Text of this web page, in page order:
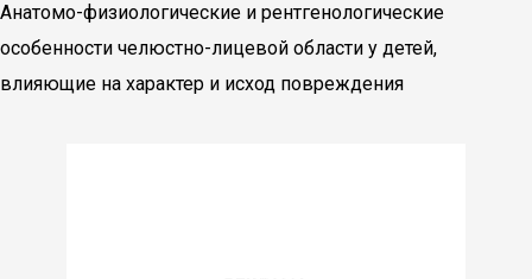
Анатомо-физиологические и рентгенологические
особенности челюстно-лицевой области у детей,
влияющие на характер и исход повреждения